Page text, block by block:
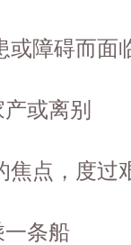
障碍而面
或离别
点，度过
条船